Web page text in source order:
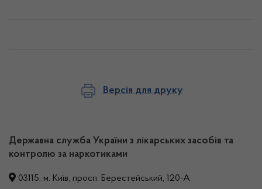
Версія для друку
Державна служба України з лікарських засобів та
контролю за наркотиками
03115, м. Київ, просп. Берестейський, 120-А